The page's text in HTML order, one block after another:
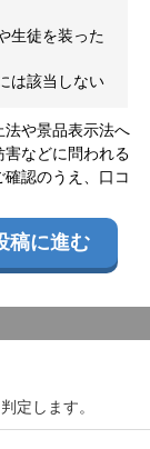
生徒を装った
は該当しない
法や景品表示法へ
などに問われる
認のうえ、口コ
稿に進む
定します。